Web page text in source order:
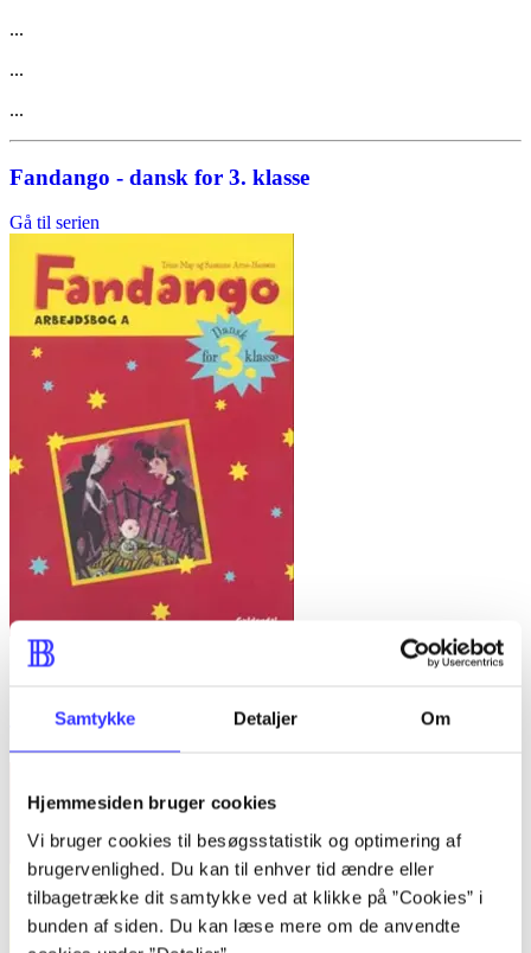
Samtykke Detaljer Om
Hjemmesiden bruger cookies
Vi bruger cookies til besøgsstatistik og optimering af
brugervenlighed. Du kan til enhver tid ændre eller
tilbagetrække dit samtykke ved at klikke på ”Cookies” i
bunden af siden. Du kan læse mere om de anvendte
...
...
...
Fandango - dansk for 3. klasse
Gå til serien
Bind A -
Fandango - dansk for 3. klasse : grundbog -- Arbejdsbog.
Trine May